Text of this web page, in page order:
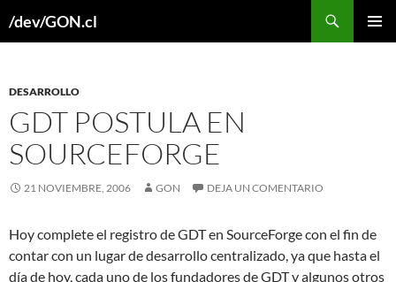
/dev/GON.cl
DESARROLLO
GDT POSTULA EN
SOURCEFORGE
21 NOVIEMBRE, 2006 GON DEJA UN COMENTARIO
Hoy complete el registro de GDT en SourceForge con el fin de
contar con un lugar de desarrollo centralizado, ya que hasta el
día de hoy, cada uno de los fundadores de GDT y algunos otros